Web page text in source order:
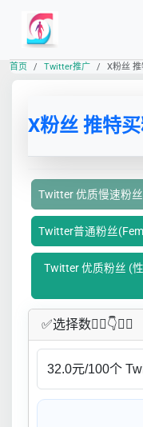
首页 Twitter推广 X粉丝
X粉丝 推特
Twitter 优质慢速粉
Twitter普通粉丝
Twitter 优质粉丝 (
✅​选择数👇🏻​​👇👇🏻​​